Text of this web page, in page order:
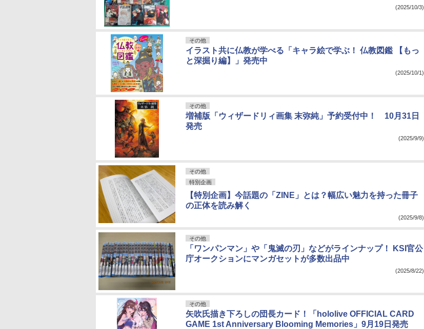
(2025/10/3)
その他
イラスト共に仏教が学べる「キャラ絵で学ぶ！ 仏教図鑑 【もっ
と深掘り編】」発売中
(2025/10/1)
その他
増補版「ウィザードリィ画集 末弥純」予約受付中！ 10月31日
発売
(2025/9/9)
その他
特別企画
【特別企画】今話題の「ZINE」とは？幅広い魅力を持った冊子
の正体を読み解く
(2025/9/8)
その他
「ワンパンマン」や「鬼滅の刃」などがラインナップ！ KSI官公
庁オークションにマンガセットが多数出品中
(2025/8/22)
その他
矢吹氏描き下ろしの団長カード！「hololive OFFICIAL CARD
GAME 1st Anniversary Blooming Memories」9月19日発売